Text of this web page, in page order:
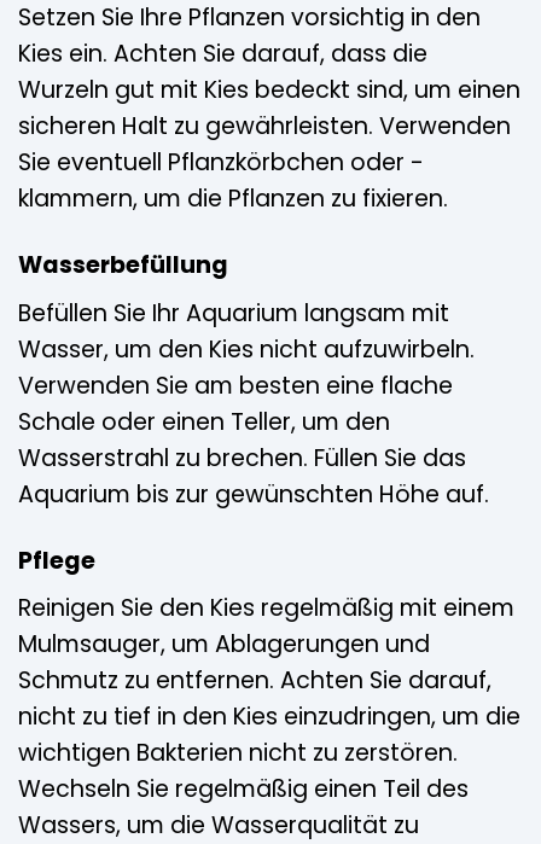
Setzen Sie Ihre Pflanzen vorsichtig in den
Kies ein. Achten Sie darauf, dass die
Wurzeln gut mit Kies bedeckt sind, um einen
sicheren Halt zu gewährleisten. Verwenden
Sie eventuell Pflanzkörbchen oder -
klammern, um die Pflanzen zu fixieren.
Wasserbefüllung
Befüllen Sie Ihr Aquarium langsam mit
Wasser, um den Kies nicht aufzuwirbeln.
Verwenden Sie am besten eine flache
Schale oder einen Teller, um den
Wasserstrahl zu brechen. Füllen Sie das
Aquarium bis zur gewünschten Höhe auf.
Pflege
Reinigen Sie den Kies regelmäßig mit einem
Mulmsauger, um Ablagerungen und
Schmutz zu entfernen. Achten Sie darauf,
nicht zu tief in den Kies einzudringen, um die
wichtigen Bakterien nicht zu zerstören.
Wechseln Sie regelmäßig einen Teil des
Wassers, um die Wasserqualität zu